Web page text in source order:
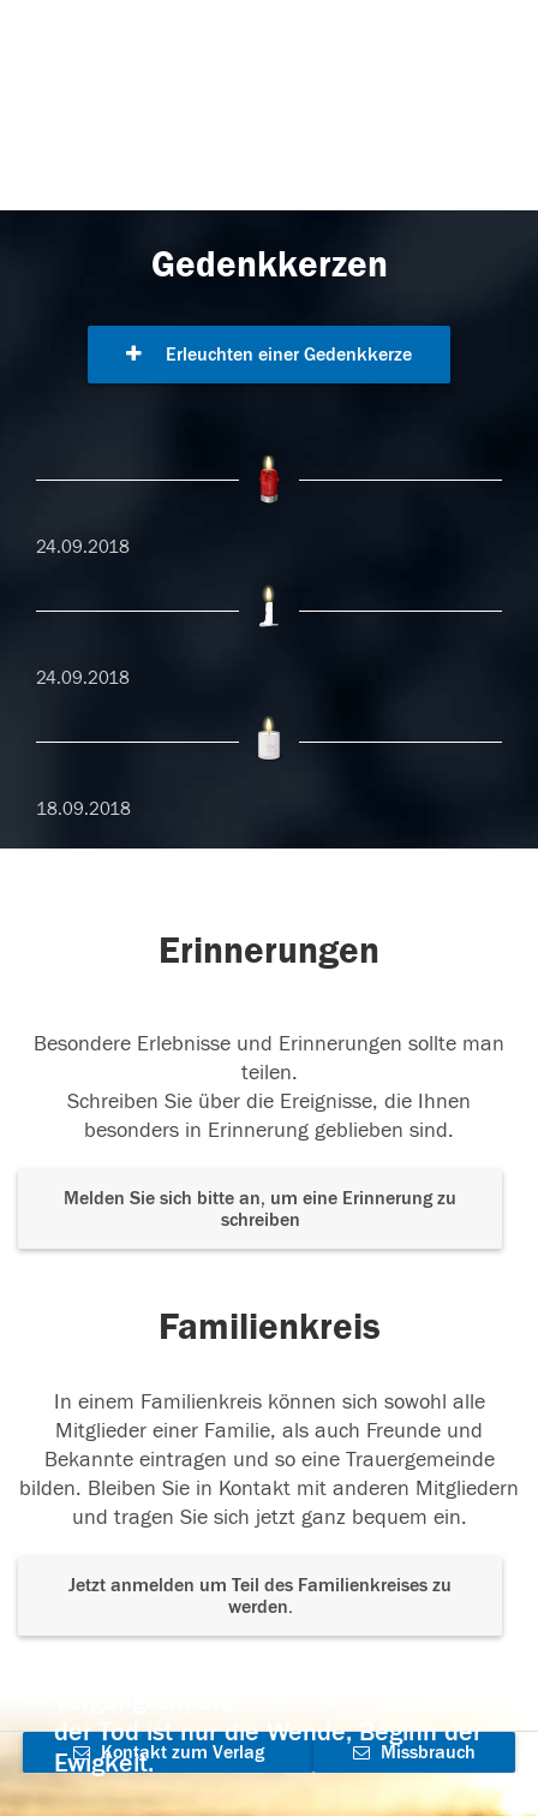
Gedenkkerzen
Erleuchten einer Gedenkkerze
24.09.2018
24.09.2018
18.09.2018
Erinnerungen
Besondere Erlebnisse und Erinnerungen sollte man
teilen.
Schreiben Sie über die Ereignisse, die Ihnen
besonders in Erinnerung geblieben sind.
Melden Sie sich bitte an, um eine Erinnerung zu
schreiben
Familienkreis
In einem Familienkreis können sich sowohl alle
Mitglieder einer Familie, als auch Freunde und
Bekannte eintragen und so eine Trauergemeinde
bilden. Bleiben Sie in Kontakt mit anderen Mitgliedern
und tragen Sie sich jetzt ganz bequem ein.
Jetzt anmelden um Teil des Familienkreises zu
werden.
der Tod ist nur die Wende, Beginn der
Ewigkeit.
Kontakt zum Verlag
aufnehmen
Missbrauch